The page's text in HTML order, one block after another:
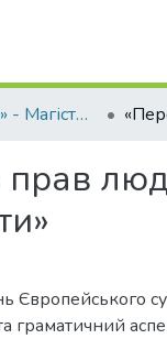
035 «Філологія» - Магістри 2024-2025
Європейського
граматичний